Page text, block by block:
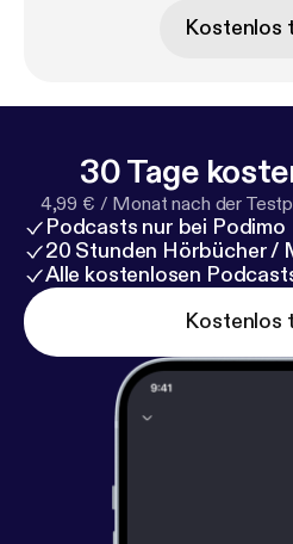
Kostenlos
30 Tage
4,99 € / Monat nach der
Podcasts nur bei Podimo
20 Stunden Hörbücher /
Alle kostenlosen
Kostenlos